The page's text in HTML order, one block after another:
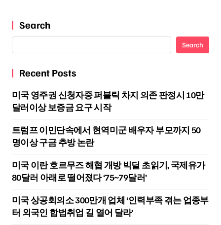
Search
Search
Recent Posts
미국 영주권 신청자중 퍼블릭 차지 의존 판정시 10만
달러이상 보증금 요구 시작
트럼프 이민단속에서 현역미군 배우자 부모까지 50
명이상 구금 추방 논란
미국 이란 호르무즈 해협 개방 빅딜 초읽기, 국제유가
80달러 아래로 떨어졌다 ‘75~79달러’
미국 상공회의소 300만개 업체 ‘인력부족 겪는 업종부
터 외국인 합법취업 길 열어 달라’